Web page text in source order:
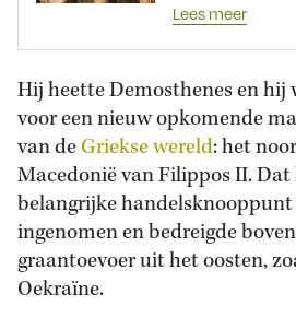
Lees meer
Hij heette Demosthenes en hij
voor een nieuw opkomende
van deGriekse wereld: het
Macedonië van Filippos II.
belangrijke
ingenomen en bedreigde
graantoevoer uit het oosten,
Oekraïne.